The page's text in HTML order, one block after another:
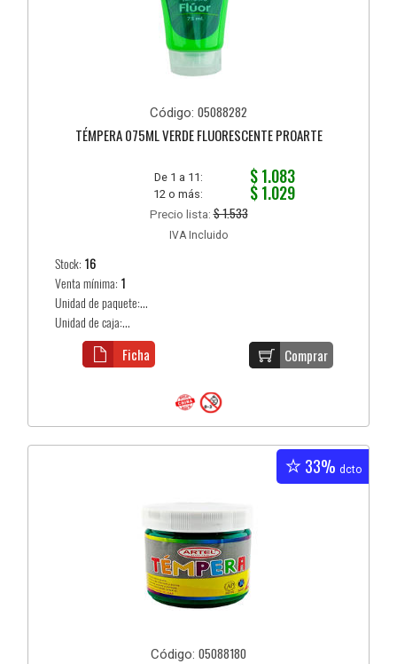
Código: 05088282
TÉMPERA 075ML VERDE FLUORESCENTE PROARTE
De 1 a 11: $ 1.083
12 o más: $ 1.029
Precio lista:$ 1.533
IVA Incluido
Stock: 16
Venta mínima: 1
Unidad de paquete:...
Unidad de caja:...
Comprar
Ficha
33% dcto
Código: 05088180